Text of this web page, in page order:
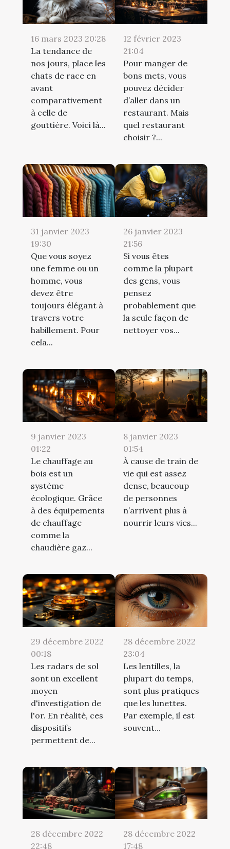
16 mars 2023 20:28
La tendance de
nos jours, place les
chats de race en
avant
comparativement
à celle de
gouttière. Voici là...
12 février 2023
21:04
Pour manger de
bons mets, vous
pouvez décider
d’aller dans un
restaurant. Mais
quel restaurant
choisir ?...
31 janvier 2023
19:30
Que vous soyez
une femme ou un
homme, vous
devez être
toujours élégant à
travers votre
habillement. Pour
cela...
26 janvier 2023
21:56
Si vous êtes
comme la plupart
des gens, vous
pensez
probablement que
la seule façon de
nettoyer vos...
9 janvier 2023
01:22
Le chauffage au
bois est un
système
écologique. Grâce
à des équipements
de chauffage
comme la
chaudière gaz...
8 janvier 2023
01:54
À cause de train de
vie qui est assez
dense, beaucoup
de personnes
n’arrivent plus à
nourrir leurs vies...
29 décembre 2022
00:18
Les radars de sol
sont un excellent
moyen
d'investigation de
l'or. En réalité, ces
dispositifs
permettent de...
28 décembre 2022
23:04
Les lentilles, la
plupart du temps,
sont plus pratiques
que les lunettes.
Par exemple, il est
souvent...
28 décembre 2022
22:48
28 décembre 2022
17:48